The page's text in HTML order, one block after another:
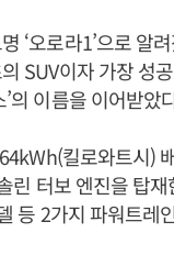
‘오로라1’으로 알
SUV이자 가장 성
의 이름을 이어받았
킬로와트시)
린 터보 엔진을 탑
등 2가지 파워트레